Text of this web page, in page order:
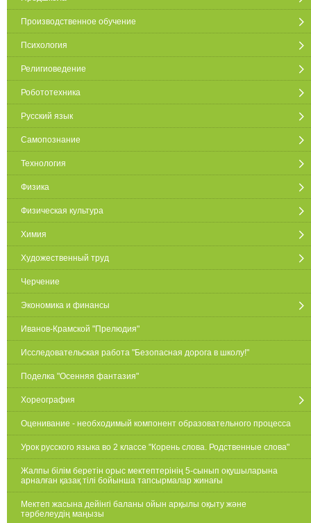
Производственное обучение
Психология
Религиоведение
Робототехника
Русский язык
Самопознание
Технология
Физика
Физическая культура
Химия
Художественный труд
Черчение
Экономика и финансы
Иванов-Крамской "Прелюдия"
Исследовательская работа "Безопасная дорога в школу!"
Поделка "Осенняя фантазия"
Хореография
Оценивание - необходимый компонент образовательного процесса
Урок русского языка во 2 классе "Корень слова. Родственные слова"
Жалпы білім беретін орыс мектептерінің 5-сынып оқушыларына
арналған қазақ тілі бойынша тапсырмалар жинағы
Мектеп жасына дейінгі баланы ойын арқылы оқыту және
тәрбелеудің маңызы